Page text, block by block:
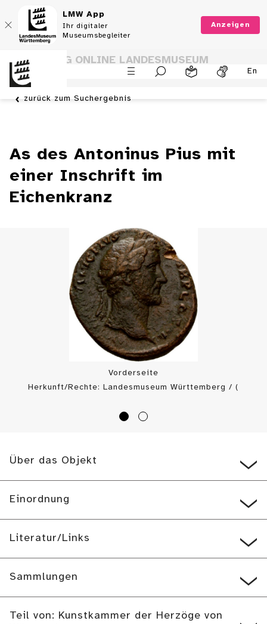
LMW App
Ihr digitaler
Museumsbegleiter
Anzeigen
En
SAMMLUNG ONLINE LANDESMUSEUM
WÜRTTEMBERG
zurück zum Suchergebnis
As des Antoninus Pius mit
einer Inschrift im
Eichenkranz
Vorderseite
Herkunft/Rechte: Landesmuseum Württemberg / (
Über das Objekt
Einordnung
Literatur/Links
Sammlungen
Teil von: Kunstkammer der Herzöge von